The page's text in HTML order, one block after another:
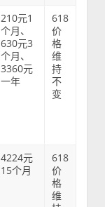
210元1
个月、
630元3
个月、
3360元
一年
618
价
格
维
持
不
变
4224元
15个月
618
价
格
维